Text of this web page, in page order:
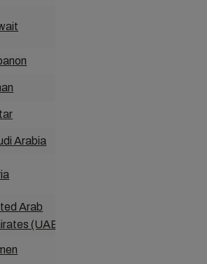
Arabia
Arab
(UAE